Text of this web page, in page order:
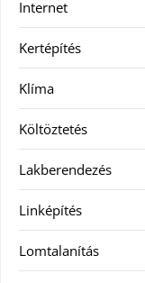
Internet
Kertépítés
Klíma
Költöztetés
Lakberendezés
Linképítés
Lomtalanítás